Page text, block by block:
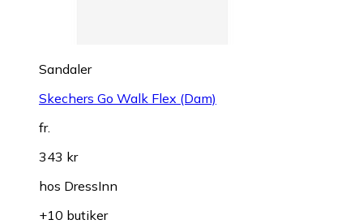
Sandaler
Skechers Go Walk Flex (Dam)
fr.
343 kr
hos DressInn
+10 butiker